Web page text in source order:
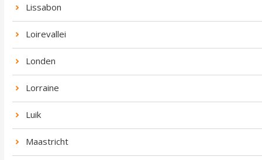
Lissabon
Loirevallei
Londen
Lorraine
Luik
Maastricht